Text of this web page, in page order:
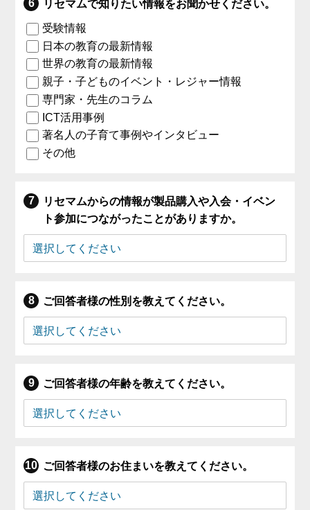
リセマムで知りたい情報をお聞かせください。
受験情報
日本の教育の最新情報
世界の教育の最新情報
親子・子どものイベント・レジャー情報
専門家・先生のコラム
ICT活用事例
著名人の子育て事例やインタビュー
その他
リセマムからの情報が製品購入や入会・イベン
ト参加につながったことがありますか。
ご回答者様の性別を教えてください。
ご回答者様の年齢を教えてください。
ご回答者様のお住まいを教えてください。